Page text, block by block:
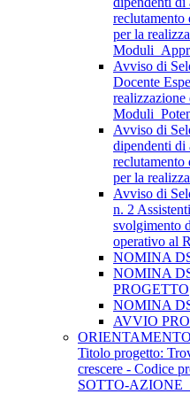
reclutamento
per la
Avviso di
Docente
realizzazione
Avviso di
dipendenti di
reclutamento
per la
Avviso di
n. 2
svolgimento
operativo al
NOMINA
NOMINA
PROGETTO
NOMINA
AVVIO
Titolo progetto:
crescere - Codice
SOTTO-